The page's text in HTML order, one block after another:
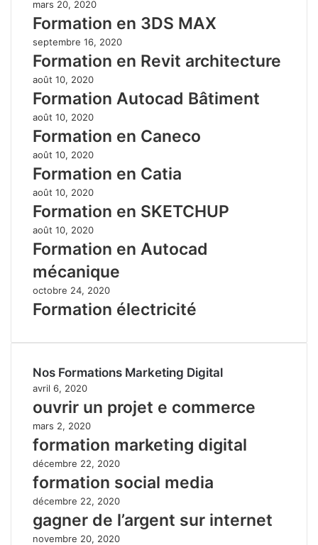
mars 20, 2020
Formation en 3DS MAX
septembre 16, 2020
Formation en Revit architecture
août 10, 2020
Formation Autocad Bâtiment
août 10, 2020
Formation en Caneco
août 10, 2020
Formation en Catia
août 10, 2020
Formation en SKETCHUP
août 10, 2020
Formation en Autocad
mécanique
octobre 24, 2020
Formation électricité
Nos Formations Marketing Digital
avril 6, 2020
ouvrir un projet e commerce
mars 2, 2020
formation marketing digital
décembre 22, 2020
formation social media
décembre 22, 2020
gagner de l’argent sur internet
novembre 20, 2020